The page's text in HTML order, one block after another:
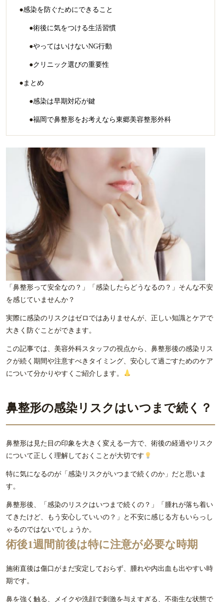
感染を防ぐためにできること
術後に気をつける生活習慣
やってはいけないNG行動
クリニック選びの重要性
まとめ
感染は早期対応が鍵
福岡で鼻整形をお考えなら東郷美容整形外科
「鼻整形って安全なの？」「感染したらどうなるの？」そんな不安
を感じていませんか？
実際に感染のリスクはゼロではありませんが、正しい知識とケアで
大きく防ぐことができます。
この記事では、美容外科スタッフの視点から、鼻整形後の感染リス
クが続く期間や注意すべきタイミング、安心して過ごすためのケア
について分かりやすくご紹介します。
鼻整形の感染リスクはいつまで続く？
鼻整形は見た目の印象を大きく変える一方で、術後の経過やリスク
について正しく理解しておくことが大切です
特に気になるのが「感染リスクがいつまで続くのか」だと思いま
す。
鼻整形後、「感染のリスクはいつまで続くの？」「腫れが落ち着い
てきたけど、もう安心していいの？」と不安に感じる方もいらっし
ゃるのではないでしょうか。
術後1週間前後は特に注意が必要な時期
施術直後は傷口がまだ安定しておらず、腫れや内出血も出やすい時
期です。
鼻を強く触る、メイクや洗顔で刺激を与えすぎる、不衛生な状態で